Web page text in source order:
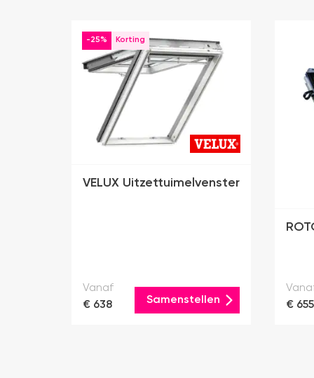
-25%
VELUX Uitzettuimelvenster
Vanaf
€ 638
Samenstellen
€ 655